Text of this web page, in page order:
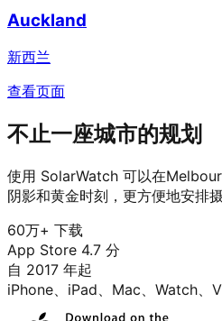
Auckland
新西兰
查看页面
不止一座城市的规划
使用 SolarWatch 可以在
阴影和黄金时刻，更方便地安排
60万+ 下载
App Store 4.7 分
自 2017 年起
iPhone、iPad、Mac、Watch、